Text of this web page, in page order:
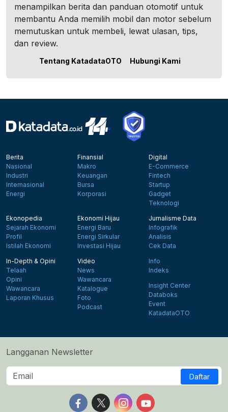
menampilkan berita dan panduan otomotif untuk
membantu Anda memilih mobil dan motor sebelum
memutuskan untuk membeli, lewat ulasan, tips,
dan review.
Tentang KatadataOTO Hubungi Kami
Berita
Nasional
Industri
Internasional
Energi
Finansial
Makro
Keuangan
Bursa
Korporasi
Digital
E-Commerce
Fintech
Startup
Gadget
Teknologi
Ekonopedia
Sejarah Ekonomi
Profil
Istilah Ekonomi
Ekonomi Hijau
Energi Baru
Energi Sirkular
Investasi Hijau
Jurnalisme Data
Infografik
Analisis
Cek Data
In-Depth & Opini
Telaah
Opini
Wawancara
Laporan Khusus
Video
News
Wawancara
Katalogue
Foto
Podcast
Info
Indeks
Insight Center
Databoks
Event
KatadataOTO
Langganan Newsletter
Daftar
Follow us on Facebook
Follow us on X
Follow us on Instagram
Follow us on